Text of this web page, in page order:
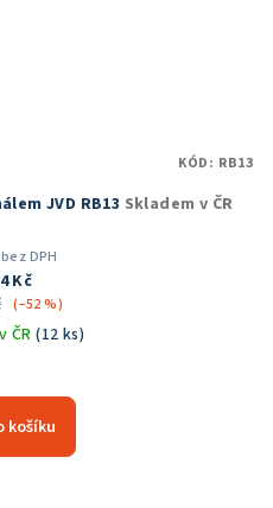
JVD RB13 Skladem v ČR
DPH
Kč
(–52 %)
ČR(12 ks)
hodnocení
produktu
košíku
KÓD: RB13